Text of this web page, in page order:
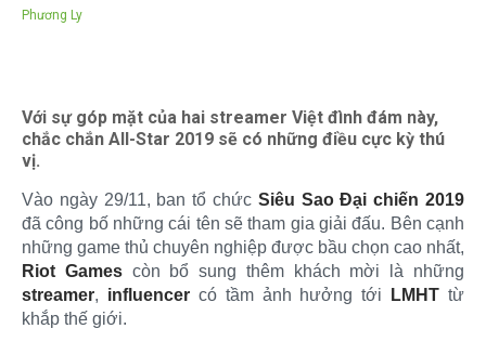
Phương Ly
Với sự góp mặt của hai streamer Việt đình đám này,
chắc chắn All-Star 2019 sẽ có những điều cực kỳ thú
vị.
Vào ngày 29/11, ban tổ chức Siêu Sao Đại chiến 2019
đã công bố những cái tên sẽ tham gia giải đấu. Bên cạnh
những game thủ chuyên nghiệp được bầu chọn cao nhất,
Riot Gamescòn bổ sung thêm khách mời là những
streamer, influencercó tầm ảnh hưởng tới LMHT từ
khắp thế giới.